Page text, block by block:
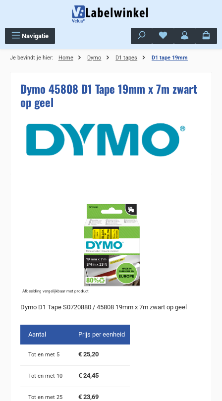
Navigatie Je hebt 0 items op
Je bevindt je hier: Home Dymo D1 tapes D1 tape 19mm
Dymo 45808 D1 Tape 19mm x 7m zwart
op geel
Afbeelding vergelijkbaar met product
Dymo D1 Tape S0720880 / 45808 19mm x 7m zwart op geel
Aantal Prijs per eenheid
Tot en met 5 € 25,20
Tot en met 10 € 24,45
Tot en met 25 € 23,69